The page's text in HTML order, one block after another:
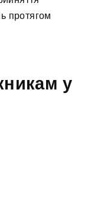
протягом
у